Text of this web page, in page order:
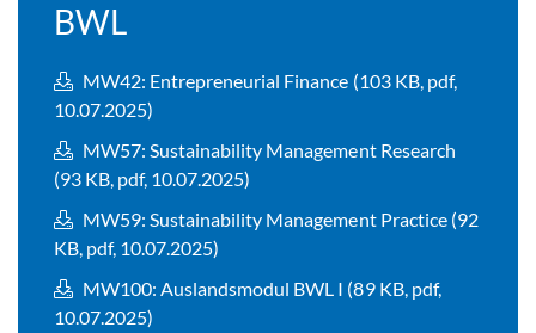
BWL
MW42: Entrepreneurial Finance (103 KB, pdf,
10.07.2025)
MW57: Sustainability Management Research
(93 KB, pdf, 10.07.2025)
MW59: Sustainability Management Practice (92
KB, pdf, 10.07.2025)
MW100: Auslandsmodul BWL I (89 KB, pdf,
10.07.2025)